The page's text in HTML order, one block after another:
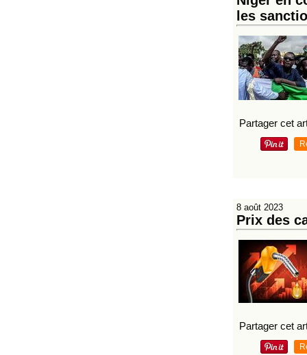
les
Partager cet
8 août 2023
Prix des
Partager cet